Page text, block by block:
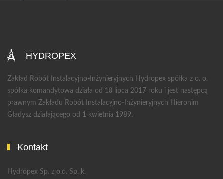
HYDROPEX
Zakład Robót Instalacyjno-Inżynieryjnych Hydropex spółka z o. o.
spółka komandytowa działa od 18 lipca 2017 roku i jest następcą
prawnym Zakładu Robót Instalacyjno-Inżynieryjnych Hieronim
Gładysz działającego od 1 kwietnia 1989.
Kontakt
Hydropex Sp. z o.o. Sp. k.